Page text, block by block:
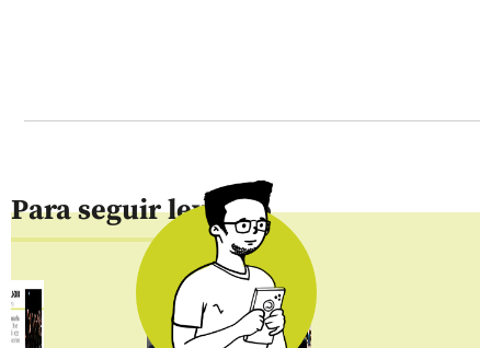
Para seguir leyendo